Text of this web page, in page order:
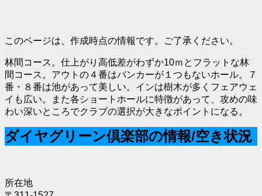
このページは、作成時点の情報です。ご了承ください。
林間コース。仕上がり高低差がわずか10ｍとフラットな林
間コース。アウトの４番はバンカーが１つもないホール。７
番・８番は池があって美しい。インは樹木が多くフェアウェ
イも広い。また各ショートホールに特徴があって、攻めの味
わい深いところでクラブの選択が大きなポイントになる。
ダイヤグリーン倶楽部の情報/空き状況
所在地